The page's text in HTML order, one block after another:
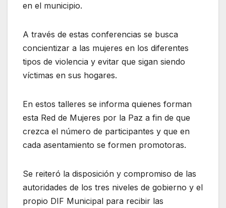
en el municipio.
A través de estas conferencias se busca
concientizar a las mujeres en los diferentes
tipos de violencia y evitar que sigan siendo
víctimas en sus hogares.
En estos talleres se informa quienes forman
esta Red de Mujeres por la Paz a fin de que
crezca el número de participantes y que en
cada asentamiento se formen promotoras.
Se reiteró la disposición y compromiso de las
autoridades de los tres niveles de gobierno y el
propio DIF Municipal para recibir las